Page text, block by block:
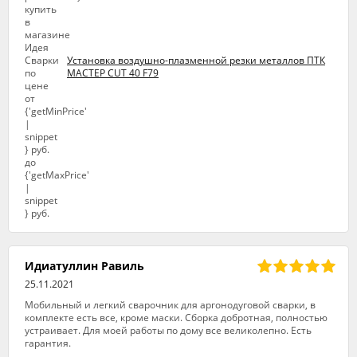
Установка воздушно-плазменной резки металлов ПТК
МАСТЕР CUT 40 F79
Идиатуллин Равиль
25.11.2021
Мобильный и легкий сварочник для аргонодуговой сварки, в
комплекте есть все, кроме маски. Сборка добротная, полностью
устраивает. Для моей работы по дому все великолепно. Есть
гарантия.